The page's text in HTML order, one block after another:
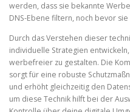
werden, dass sie bekannte
DNS-Ebene filtern, noch bevor
Durch das Verstehen dieser
individuelle Strategien
werbefreier zu gestalten. Die
sorgt für eine robuste
und erhöht gleichzeitig den
um diese Technik hilft bei der